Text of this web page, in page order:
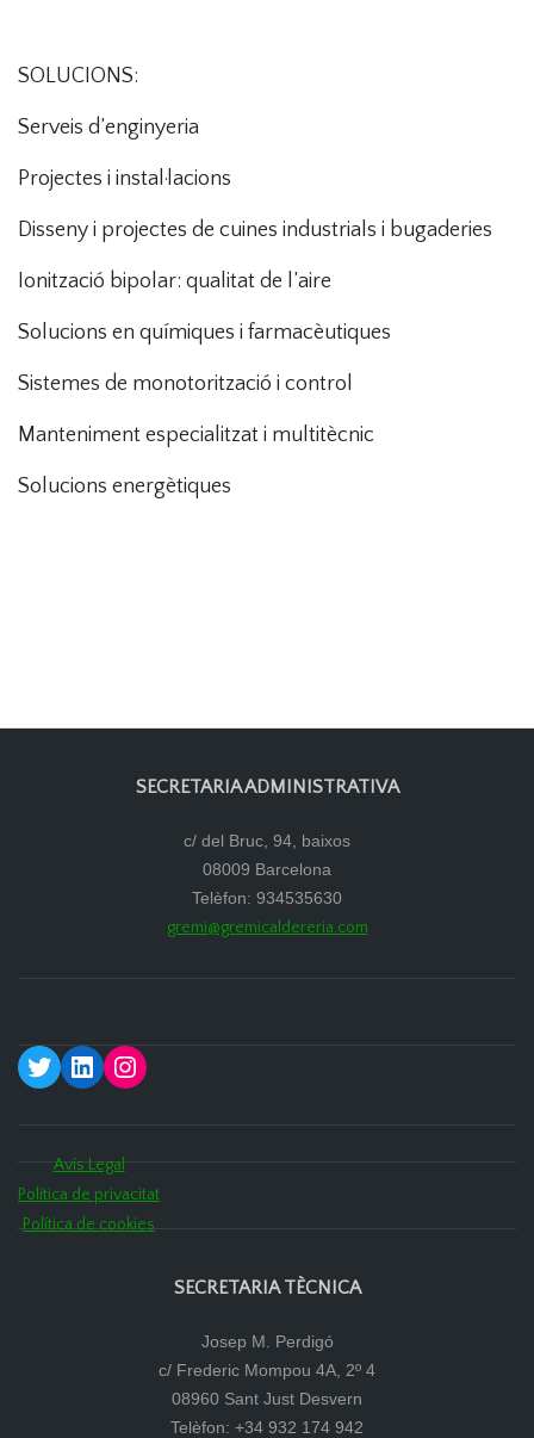
SOLUCIONS:
Serveis d’enginyeria
Projectes i instal·lacions
Disseny i projectes de cuines industrials i bugaderies
Ionització bipolar: qualitat de l’aire
Solucions en químiques i farmacèutiques
Sistemes de monotorització i control
Manteniment especialitzat i multitècnic
Solucions energètiques
SECRETARIA ADMINISTRATIVA
c/ del Bruc, 94, baixos
08009 Barcelona
Telèfon: 934535630
gremi@gremicaldereria.com
TwitterLinkedInInstagram
Avís Legal
Política de privacitat
Política de cookies
SECRETARIA TÈCNICA
Josep M. Perdigó
c/ Frederic Mompou 4A, 2º 4
08960 Sant Just Desvern
Telèfon: +34 932 174 942